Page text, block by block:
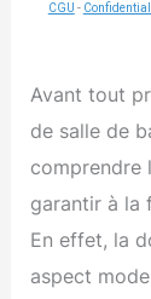
CGU -
Avant tout
de salle de
comprendre
garantir à la
En effet, la
aspect